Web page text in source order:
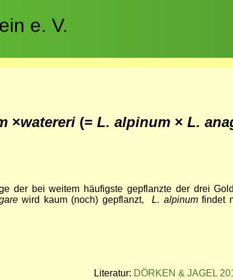
e. V.
×watereri (= L. alpinum × L.
der bei weitem häufigste gepflanzte der drei
wird kaum (noch) gepflanzt,L. alpinumfindet
Literatur: DÖRKEN & JAGEL